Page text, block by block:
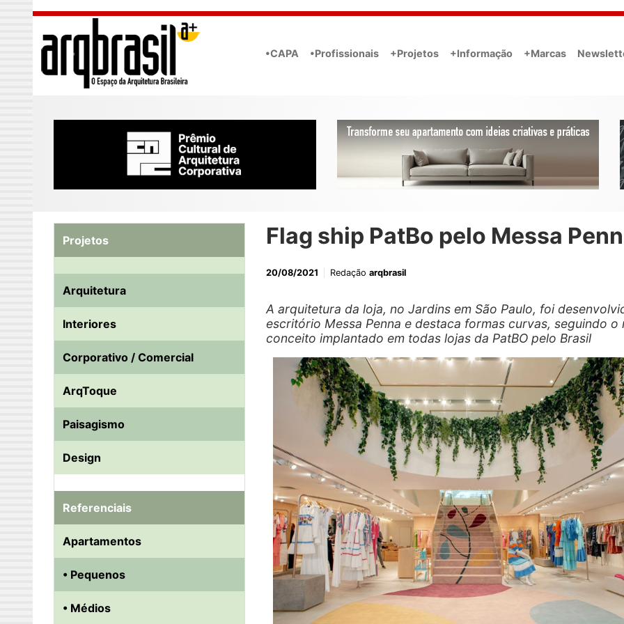
Skip to main content
•CAPA •Profissionais +Projetos +Informação +Marcas
Flag ship PatBo pelo Messa
20/08/2021 Redação arqbrasil
A arquitetura da loja, no Jardins em São Paulo, foi
escritório Messa Penna e destaca formas curvas, seguindo o
conceito implantado em todas lojas da PatBO pelo Brasil
Projetos
Arquitetura
Interiores
Corporativo / Comercial
ArqToque
Paisagismo
Design
Referenciais
Apartamentos
• Pequenos
• Médios